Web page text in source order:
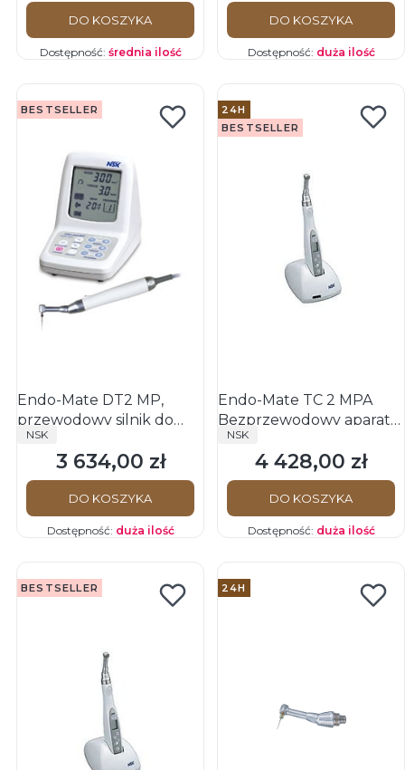
DO KOSZYKA
Dostępność: średnia ilość
DO KOSZYKA
Dostępność: duża ilość
BESTSELLER
Endo-Mate DT2 MP,
przewodowy silnik do
endodoncji i profilaktyki
PRODUCENT
NSK
Cena
3 634,00 zł
DO KOSZYKA
Dostępność: duża ilość
24H
BESTSELLER
Endo-Mate TC 2 MPA
Bezprzewodowy aparat
do endodoncji z
podłączeniem do
endometru
PRODUCENT
NSK
Cena
4 428,00 zł
DO KOSZYKA
Dostępność: duża ilość
BESTSELLER 24H